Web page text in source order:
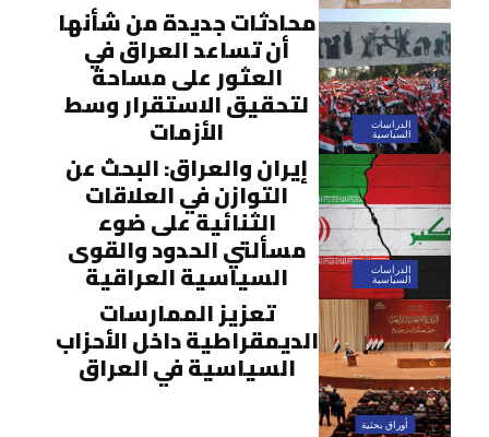
الدراسات
السياسية
محادثات جديدة من شأنها
أن تساعد العراق في
العثور على مساحة
لتحقيق الاستقرار وسط
الأزمات
الدراسات
السياسية
إیران والعراق: البحث عن
التوازن في العلاقات
الثنائية على ضوء
مسألتي الحدود والقوى
السياسية العراقية
أوراق بحثية
تعزيز الممارسات
الديمقراطية داخل الأحزاب
السياسية في العراق